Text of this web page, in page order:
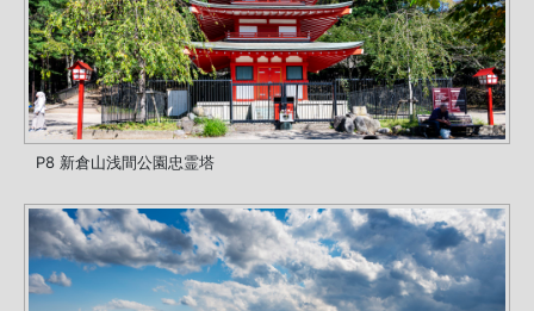
P8 新倉山浅間公園忠霊塔